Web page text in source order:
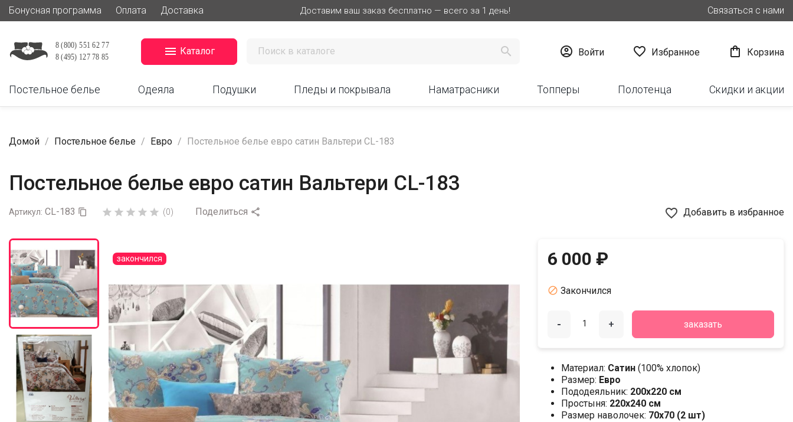
Бонусная программа Оплата Доставка Доставим ваш заказ бесплатно — всего за 1 день! Связаться с нами
 Каталог   Войти  Избранное  Корзина
Постельное белье Одеяла Подушки Пледы и покрывала Наматрасники Топперы Полотенца Скидки и акции
Домой Постельное белье Евро Постельное белье евро сатин Вальтери CL-183
Постельное белье евро сатин Вальтери CL-183
Артикул: CL-183       (0) Поделиться  favorite_border Добавить в избранное
закончился 6 000 ₽
 Закончился
- + заказать
Материал: Сатин (100% хлопок)
Размер: Евро
Пододеяльник: 200х220 см
Простыня: 220х240 см
Размер наволочек: 70x70 (2 шт)